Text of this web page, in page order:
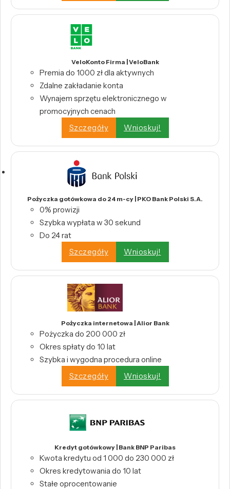
VeloKonto Firma | VeloBank
Premia do 1000 zł dla aktywnych
Zdalne zakładanie konta
Wynajem sprzętu elektronicznego w
promocyjnych cenach
Szczegóły
Wnioskuj!
Pożyczka gotówkowa do 24 m-cy | PKO Bank Polski S.A.
0% prowizji
Szybka wypłata w 30 sekund
Do 24 rat
Szczegóły
Wnioskuj!
Pożyczka internetowa | Alior Bank
Pożyczka do 200 000 zł
Okres spłaty do 10 lat
Szybka i wygodna procedura online
Szczegóły
Wnioskuj!
Kredyt gotówkowy | Bank BNP Paribas
Kwota kredytu od 1 000 do 230 000 zł
Okres kredytowania do 10 lat
Stałe oprocentowanie